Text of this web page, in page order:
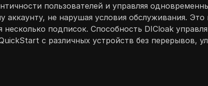
пользователей и управляя
аккаунту, не нарушая условия обслуживания.
несколько подписок. Способность DICloak
с различных устройств без перерывов,